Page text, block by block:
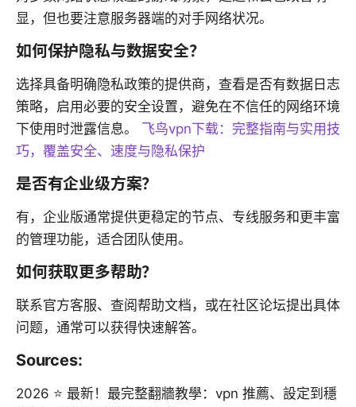
显，但也要注意服务器端的对手网络状况。
如何保护隐私与数据安全？
选择具备明确隐私政策的提供商，查看是否有数据日志
策略，启用必要的安全设置，避免在不信任的网络环境
下使用时泄露信息。 飞鸟vpn下载：完整指南与实用技
巧，覆盖安全、速度与隐私保护
是否有企业级方案？
有，企业版通常提供更稳定的节点、专线服务和更丰富
的管理功能，适合团队使用。
如何获取更多帮助？
联系官方客服、查阅帮助文档，或在社区论坛提出具体
问题，通常可以获得快速解答。
Sources:
2026 ⭐ 最新！最完整翻牆教學：vpn 推薦、設定到穩